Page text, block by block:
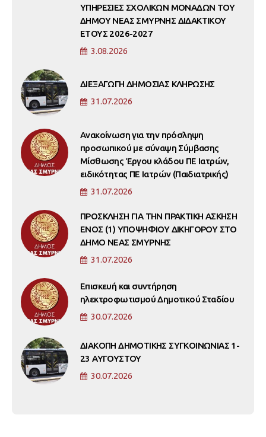
ΥΠΗΡΕΣΙΕΣ ΣΧΟΛΙΚΩΝ ΜΟΝΑΔΩΝ ΤΟΥ
ΔΗΜΟΥ ΝΕΑΣ ΣΜΥΡΝΗΣ ΔΙΔΑΚΤΙΚΟΥ
ΕΤΟΥΣ 2026-2027
3.08.2026
ΔΙΕΞΑΓΩΓΗ ΔΗΜΟΣΙΑΣ ΚΛΗΡΩΣΗΣ
31.07.2026
Ανακοίνωση για την πρόσληψη
προσωπικού με σύναψη Σύμβασης
Μίσθωσης Έργου κλάδου ΠΕ Ιατρών,
ειδικότητας ΠΕ Ιατρών (Παιδιατρικής)
31.07.2026
ΠΡΟΣΚΛΗΣΗ ΓΙΑ ΤΗΝ ΠΡΑΚΤΙΚΗ ΑΣΚΗΣΗ
ΕΝΟΣ (1) ΥΠΟΨΗΦΙΟΥ ΔΙΚΗΓΟΡΟΥ ΣΤΟ
ΔΗΜΟ ΝΕΑΣ ΣΜΥΡΝΗΣ
31.07.2026
Επισκευή και συντήρηση
ηλεκτροφωτισμού Δημοτικού Σταδίου
30.07.2026
ΔΙΑΚΟΠΗ ΔΗΜΟΤΙΚΗΣ ΣΥΓΚΟΙΝΩΝΙΑΣ 1-
23 ΑΥΓΟΥΣΤΟΥ
30.07.2026